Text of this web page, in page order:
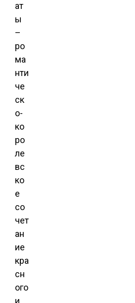
ат
ы
–
ро
ма
нти
че
ск
о-
ко
ро
ле
вс
ко
е
со
чет
ан
ие
кра
сн
ого
и